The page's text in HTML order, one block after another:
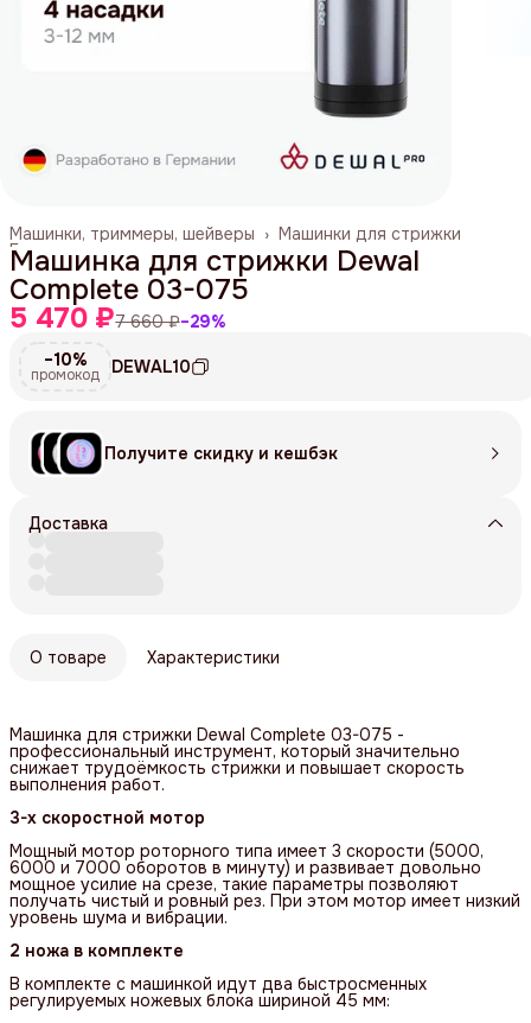
Машинки для стрижки
Машинки, триммеры, шейверы ›
Главная ›
Машинка для стрижки Dewal
Complete 03-075
5 470 ₽7 660 ₽−29%
−10%
промокод DEWAL10
Получите скидку и кешбэк
Доставка
О товаре Характеристики
Машинка для стрижки Dewal Complete 03-075 -
профессиональный инструмент, который значительно
снижает трудоёмкость стрижки и повышает скорость
выполнения работ.
3-х скоростной мотор
Мощный мотор роторного типа имеет 3 скорости (5000,
6000 и 7000 оборотов в минуту) и развивает довольно
мощное усилие на срезе, такие параметры позволяют
получать чистый и ровный рез. При этом мотор имеет низкий
уровень шума и вибрации.
2 ножа в комплекте
В комплекте с машинкой идут два быстросменных
регулируемых ножевых блока шириной 45 мм: